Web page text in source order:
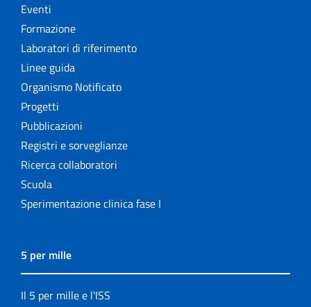
Eventi
Formazione
Laboratori di riferimento
Linee guida
Organismo Notificato
Progetti
Pubblicazioni
Registri e sorveglianze
Ricerca collaboratori
Scuola
Sperimentazione clinica fase I
5 per mille
Il 5 per mille e l'ISS